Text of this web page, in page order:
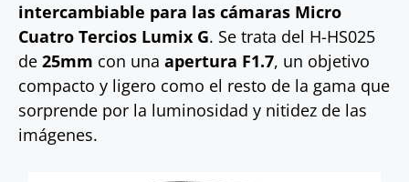
intercambiable para las cámaras Micro
Cuatro Tercios Lumix G. Se trata del H-HS025
de 25mm con una apertura F1.7, un objetivo
compacto y ligero como el resto de la gama que
sorprende por la luminosidad y nitidez de las
imágenes.